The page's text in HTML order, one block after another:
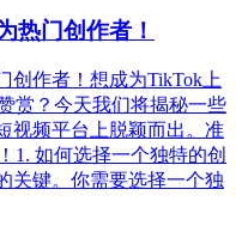
热门创作者！
创作者！想成为TikTok上
赏？今天我们将揭秘一些
视频平台上脱颖而出。准
1. 如何选择一个独特的创
关键。你需要选择一个独